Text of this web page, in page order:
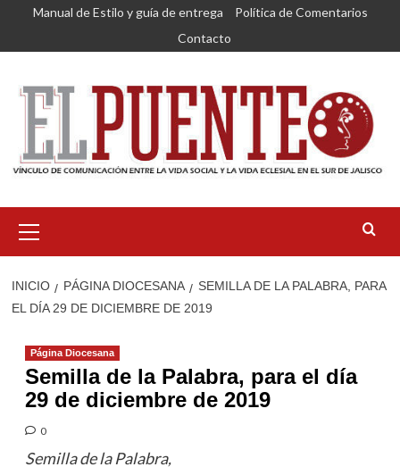
Saltar
contenido
Manual de Estilo y guía de entrega
Política de Comentarios
Contacto
primario
INICIO PÁGINA DIOCESANA
SEMILLA DE LA PALABRA, PARA
EL DÍA 29 DE DICIEMBRE DE 2019
Página Diocesana
Semilla de la Palabra, para el día
29 de diciembre de 2019
0
Semilla de la Palabra,